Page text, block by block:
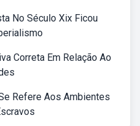
No Século Xix Ficou
Correta Em Relação Ao
Refere Aos Ambientes